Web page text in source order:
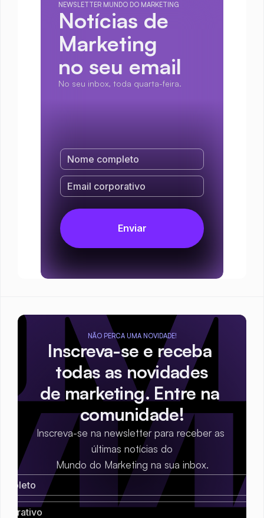
NEWSLETTER MUNDO DO MARKETING
Notícias de
Marketing
no seu email
No seu inbox, toda quarta-feira.
NÃO PERCA UMA NOVIDADE!
Inscreva-se e receba
todas as novidades
de marketing. Entre na
comunidade!
Inscreva-se na newsletter para receber as
últimas notícias do
Mundo do Marketing na sua inbox.